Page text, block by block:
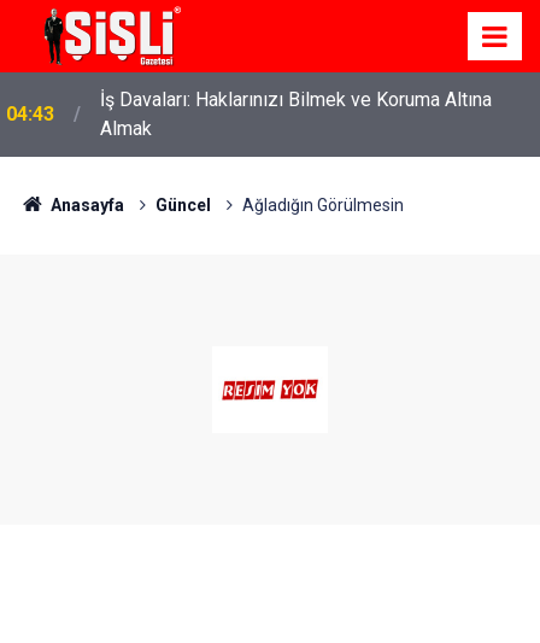
04:43
İş Davaları: Haklarınızı Bilmek ve Koruma Altına
Almak
Anasayfa Güncel Ağladığın Görülmesin